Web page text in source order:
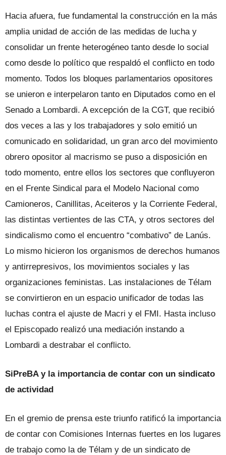
Hacia afuera, fue fundamental la construcción en la más
amplia unidad de acción de las medidas de lucha y
consolidar un frente heterogéneo tanto desde lo social
como desde lo político que respaldó el conflicto en todo
momento. Todos los bloques parlamentarios opositores
se unieron e interpelaron tanto en Diputados como en el
Senado a Lombardi. A excepción de la CGT, que recibió
dos veces a las y los trabajadores y solo emitió un
comunicado en solidaridad, un gran arco del movimiento
obrero opositor al macrismo se puso a disposición en
todo momento, entre ellos los sectores que confluyeron
en el Frente Sindical para el Modelo Nacional como
Camioneros, Canillitas, Aceiteros y la Corriente Federal,
las distintas vertientes de las CTA, y otros sectores del
sindicalismo como el encuentro “combativo” de Lanús.
Lo mismo hicieron los organismos de derechos humanos
y antirrepresivos, los movimientos sociales y las
organizaciones feministas. Las instalaciones de Télam
se convirtieron en un espacio unificador de todas las
luchas contra el ajuste de Macri y el FMI. Hasta incluso
el Episcopado realizó una mediación instando a
Lombardi a destrabar el conflicto.
SiPreBA y la importancia de contar con un sindicato
de actividad
En el gremio de prensa este triunfo ratificó la importancia
de contar con Comisiones Internas fuertes en los lugares
de trabajo como la de Télam y de un sindicato de